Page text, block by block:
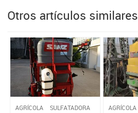
Otros artículos similares
AGRÍCOLA SULFATADORA AGRÍCOLA